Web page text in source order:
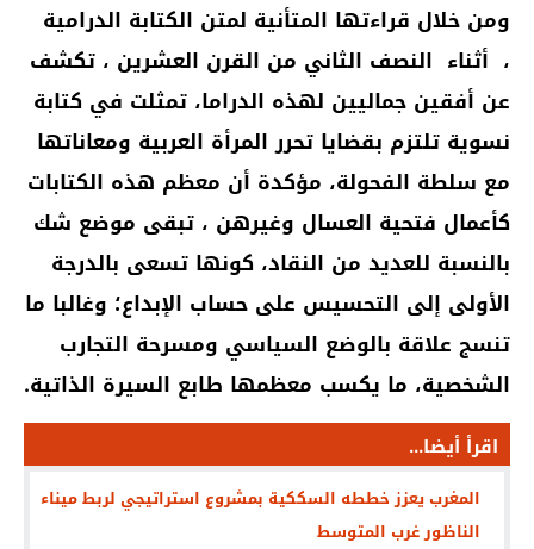
ومن خلال قراءتها المتأنية لمتن الكتابة الدرامية
، أثناء النصف الثاني من القرن العشرين ، تكشف
عن أفقين جماليين لهذه الدراما، تمثلت في كتابة
نسوية تلتزم بقضايا تحرر المرأة العربية ومعاناتها
مع سلطة الفحولة، مؤكدة أن معظم هذه الكتابات
كأعمال فتحية العسال وغيرهن ، تبقى موضع شك
بالنسبة للعديد من النقاد، كونها تسعى بالدرجة
الأولى إلى التحسيس على حساب الإبداع؛ وغالبا ما
تنسج علاقة بالوضع السياسي ومسرحة التجارب
الشخصية، ما يكسب معظمها طابع السيرة الذاتية.
اقرأ أيضا...
المغرب يعزز خططه السككية بمشروع استراتيجي لربط ميناء
الناظور غرب المتوسط